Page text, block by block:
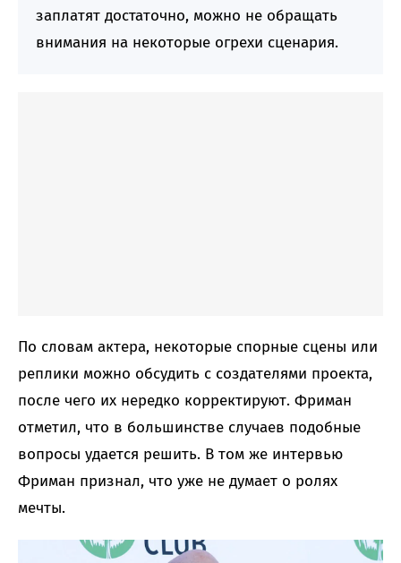
заплатят достаточно, можно не обращать
внимания на некоторые огрехи сценария.
По словам актера, некоторые спорные сцены или
реплики можно обсудить с создателями проекта,
после чего их нередко корректируют. Фриман
отметил, что в большинстве случаев подобные
вопросы удается решить. В том же интервью
Фриман признал, что уже не думает о ролях
мечты.